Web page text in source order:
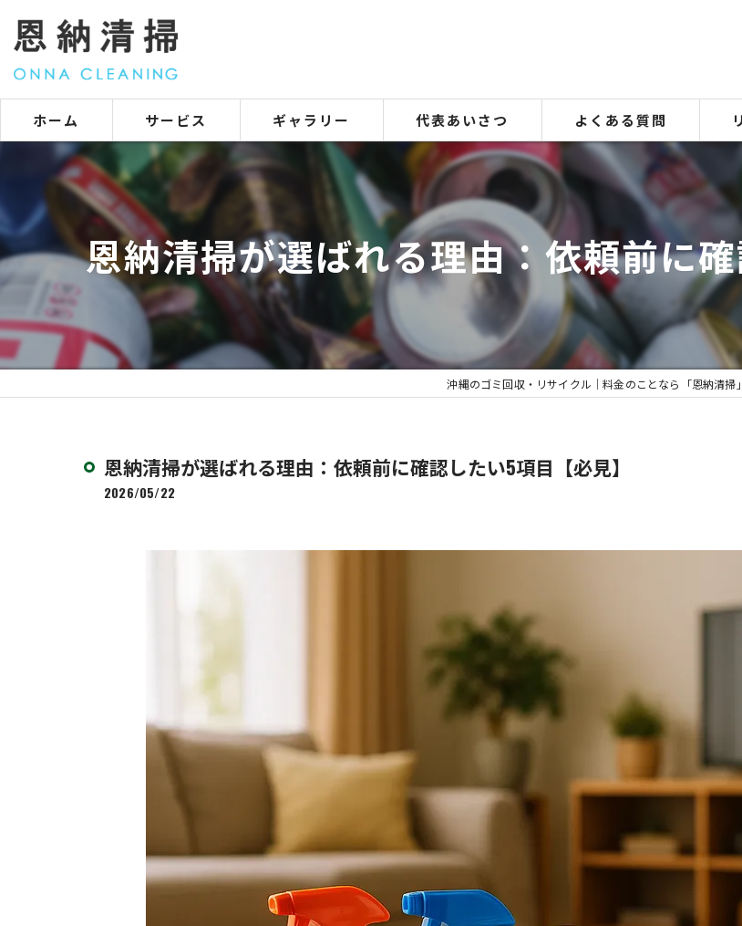
ホーム サービス ギャラリー 代表あいさつ よくある質問
恩納清掃が選ばれる理由：依頼前に
沖縄のゴミ回収・リサイクル｜料金のことなら「恩納清掃」
恩納清掃が選ばれる理由：依頼前に確認したい5項目【必見】
2026/05/22